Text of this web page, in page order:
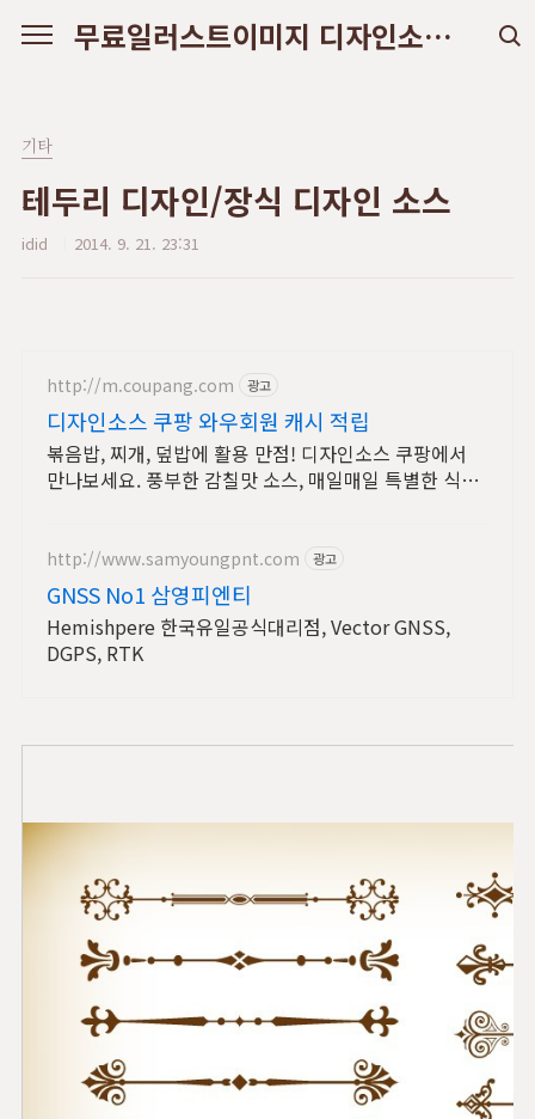
무료일러스트이미지 디자인소스 다운로드
기타
테두리 디자인/장식 디자인 소스
idid 2014. 9. 21. 23:31
http://m.coupang.com 광고
디자인소스 쿠팡 와우회원 캐시 적립
볶음밥, 찌개, 덮밥에 활용 만점! 디자인소스 쿠팡에서
만나보세요. 풍부한 감칠맛 소스, 매일매일 특별한 식탁
http://www.samyoungpnt.com 광고
GNSS No1 삼영피엔티
Hemishpere 한국유일공식대리점, Vector GNSS,
DGPS, RTK